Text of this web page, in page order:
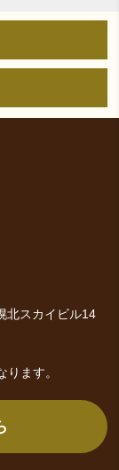
北スカイビル14
ます。